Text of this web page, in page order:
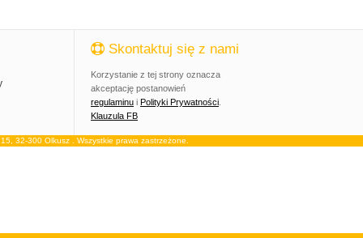
Skontaktuj się z nami
Korzystanie z tej strony oznacza
akceptację postanowień
regulaminu i Polityki Prywatności
Klauzula FB
32-300 Olkusz . Wszystkie prawa zastrzeżone.